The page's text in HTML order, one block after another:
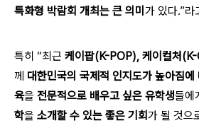
특화형 박람회 개최는 큰 의미 가 있다.”라
특히 “최근 케이팝(K-POP), 케이컬처
께 대한민국의 국제적 인지도가 높아짐에
육을 전문적으로 배우고 싶은 유학생들에
학을 소개할 수 있는 좋은 기회가 될 것으